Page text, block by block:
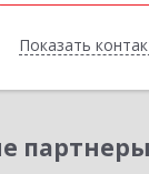
ПоказатьНазад
партнеры